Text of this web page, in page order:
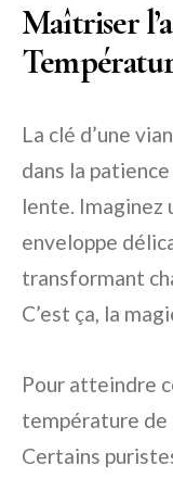
Maîtriser
La clé d’une
dans la
lente. Imaginez
enveloppe
transformant
C’est ça, la
Pour atteindre
température de
Certains